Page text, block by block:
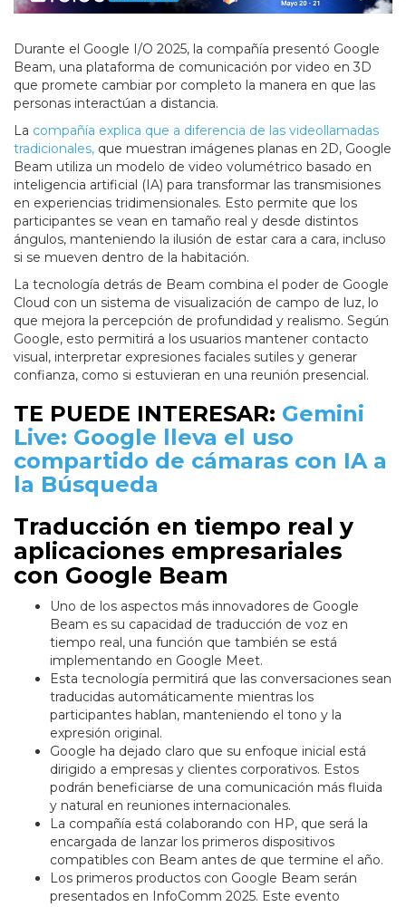
Durante el Google I/O 2025, la compañía presentó Google
Beam, una plataforma de comunicación por video en 3D
que promete cambiar por completo la manera en que las
personas interactúan a distancia.
La compañía explica que a diferencia de las videollamadas
tradicionales, que muestran imágenes planas en 2D, Google
Beam utiliza un modelo de video volumétrico basado en
inteligencia artificial (IA) para transformar las transmisiones
en experiencias tridimensionales. Esto permite que los
participantes se vean en tamaño real y desde distintos
ángulos, manteniendo la ilusión de estar cara a cara, incluso
si se mueven dentro de la habitación.
La tecnología detrás de Beam combina el poder de Google
Cloud con un sistema de visualización de campo de luz, lo
que mejora la percepción de profundidad y realismo. Según
Google, esto permitirá a los usuarios mantener contacto
visual, interpretar expresiones faciales sutiles y generar
confianza, como si estuvieran en una reunión presencial.
TE PUEDE INTERESAR: Gemini
Live: Google lleva el uso
compartido de cámaras con IA a
la Búsqueda
Traducción en tiempo real y
aplicaciones empresariales
con Google Beam
Uno de los aspectos más innovadores de Google
Beam es su capacidad de traducción de voz en
tiempo real, una función que también se está
implementando en Google Meet.
Esta tecnología permitirá que las conversaciones sean
traducidas automáticamente mientras los
participantes hablan, manteniendo el tono y la
expresión original.
Google ha dejado claro que su enfoque inicial está
dirigido a empresas y clientes corporativos. Estos
podrán beneficiarse de una comunicación más fluida
y natural en reuniones internacionales.
La compañía está colaborando con HP, que será la
encargada de lanzar los primeros dispositivos
compatibles con Beam antes de que termine el año.
Los primeros productos con Google Beam serán
presentados en InfoComm 2025. Este evento